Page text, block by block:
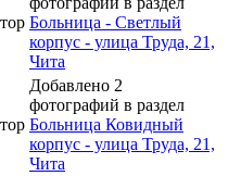
Больница - Светлый
корпус - улица Труда, 21,
Чита
Добавлено 2
фотографий в раздел
Больница Ковидный
корпус - улица Труда, 21,
Чита